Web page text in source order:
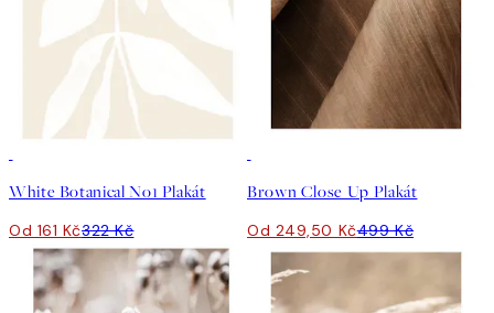
White Botanical No1 Plakát
Od 161 Kč322 Kč
Brown Close Up Plakát
Od 249,50 Kč499 Kč